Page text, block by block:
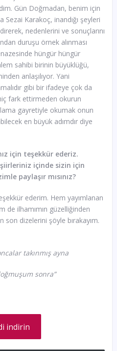
Gün Doğmadan, benim için
Sezai Karakoç, inandığı şeyleri
nedenlerini ve sonuçlarını
duruşu örnek alınması
hüngür hüngür
sahibi birinin büyüklüğü,
anlaşılıyor. Yani
gibi bir ifadeye çok da
fark ettirmeden okurun
gayretiyle okumak onun
en büyük adımdır diye
için teşekkür ederiz.
içinde sizin için
paylaşır mısınız?
ederim. Hem yayımlanan
de ilhamımın güzelliğinden
son dizelerini şöyle bırakayım.
takınmış ayna
sonra”
indirin